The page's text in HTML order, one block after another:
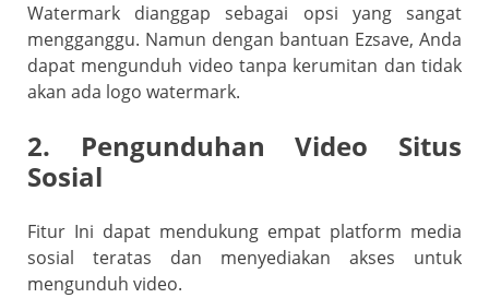
Watermark dianggap sebagai opsi yang sangat
mengganggu. Namun dengan bantuan Ezsave, Anda
dapat mengunduh video tanpa kerumitan dan tidak
akan ada logo watermark.
2. Pengunduhan Video Situs
Sosial
Fitur Ini dapat mendukung empat platform media
sosial teratas dan menyediakan akses untuk
mengunduh video.